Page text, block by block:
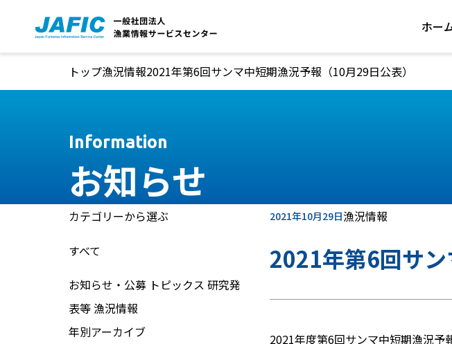
ホー
トップ漁況情報2021年第6回サンマ中短期漁況予報（10月29日公表）
お知らせ
Information
2021年10月29日漁況情報
2021年第6回サン
2021年度第6回サンマ中短期漁況予
カテゴリーから選ぶ
すべて
お知らせ・公募 トピックス 研究発
表等 漁況情報
年別アーカイブ